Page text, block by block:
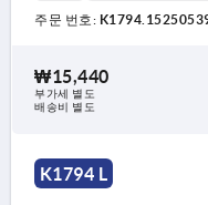
주문 번호:
₩15,440
부가세 별도
배송비 별도
K1794 L